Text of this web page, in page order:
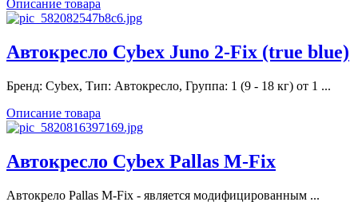
Описание товара
Автокресло Cybex Juno 2-Fix (true blue)
Бренд: Cybex, Тип: Автокресло, Группа: 1 (9 - 18 кг) от 1 ...
Описание товара
Автокресло Cybex Pallas M-Fix
Автокрело Pallas M-Fix - является модифицированным ...